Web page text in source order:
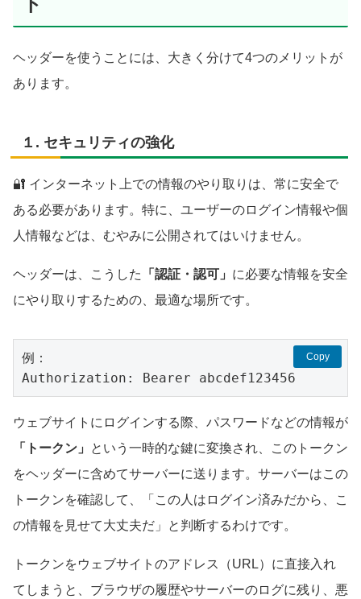
ヘッダーを使うことには、大きく分けて4つのメリットが
あります。
１. セキュリティの強化
🔐 インターネット上での情報のやり取りは、常に安全で
ある必要があります。特に、ユーザーのログイン情報や個
人情報などは、むやみに公開されてはいけません。
ヘッダーは、こうした 「認証・認可」 に必要な情報を安全
にやり取りするための、最適な場所です。
例：
Authorization: Bearer abcdef123456
Copy
ウェブサイトにログインする際、パスワードなどの情報が
「トークン」
という一時的な鍵に変換され、このトークン
をヘッダーに含めてサーバーに送ります。サーバーはこの
トークンを確認して、「この人はログイン済みだから、こ
の情報を見せて大丈夫だ」と判断するわけです。
トークンをウェブサイトのアドレス（URL）に直接入れ
てしまうと、ブラウザの履歴やサーバーのログに残り、悪